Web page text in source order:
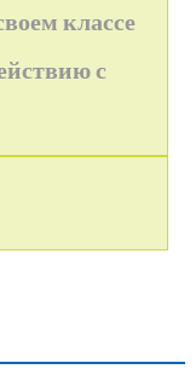
классе
с